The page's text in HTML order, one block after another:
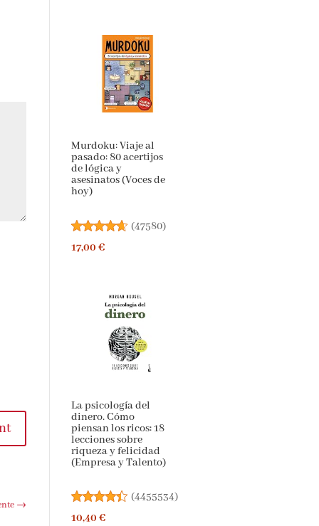
→
Murdoku: Viaje al
pasado: 80 acertijos
de lógica y
asesinatos (Voces de
hoy)
(47580)
17,00 €
La psicología del
dinero. Cómo
piensan los ricos: 18
lecciones sobre
riqueza y felicidad
(Empresa y Talento)
(4455534)
10,40 €